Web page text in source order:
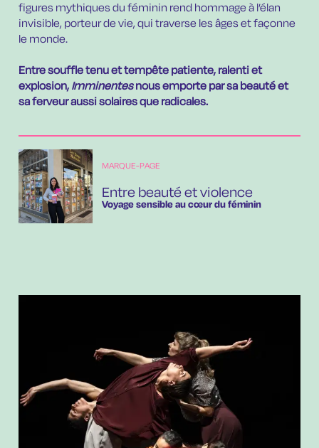
figures mythiques du féminin rend hommage à l’élan
invisible, porteur de vie, qui traverse les âges et façonne
le monde.
Entre souffle tenu et tempête patiente, ralenti et
explosion, Imminentesnous emporte par sa beauté et
sa ferveur aussi solaires que radicales.
MARQUE-PAGE
Entre beauté et violence
Voyage sensible au cœur du féminin